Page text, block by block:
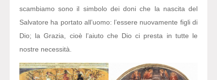
scambiamo sono il simbolo dei doni che la nascita del
Salvatore ha portato all’uomo: l’essere nuovamente figli di
Dio; la Grazia, cioè l’aiuto che Dio ci presta in tutte le
nostre necessità.